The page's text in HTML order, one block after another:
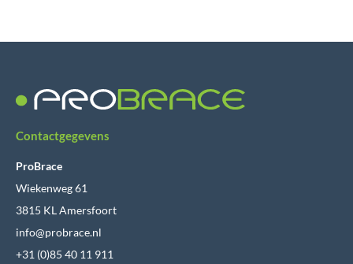
Contactgegevens
ProBrace
Wiekenweg 61
3815 KL Amersfoort
info@probrace.nl
+31 (0)85 40 11 911